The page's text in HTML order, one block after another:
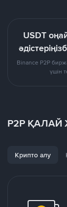
USDT
Binance P2P
үшін
P2P ҚАЛАЙ
Крипто алу